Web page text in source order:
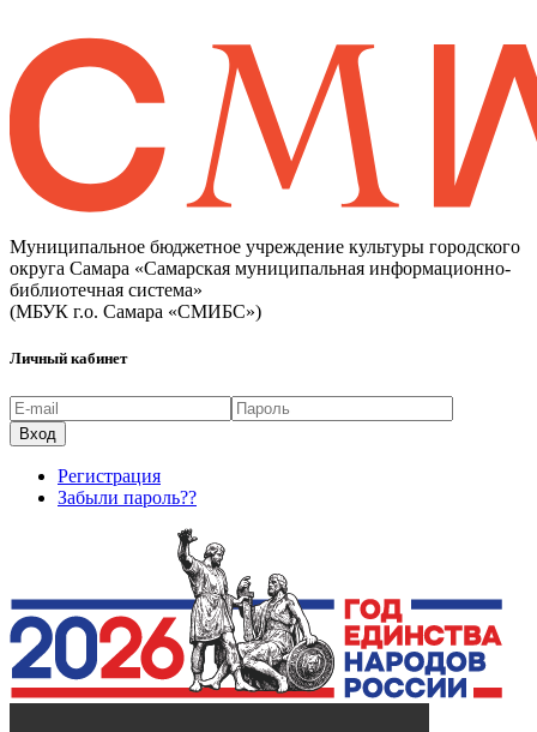
Муниципальное бюджетное учреждение культуры городского
округа Самара «Самарская муниципальная информационно-
библиотечная система»
(МБУК г.о. Самара «СМИБС»)
Личный кабинет
Регистрация
Забыли пароль??